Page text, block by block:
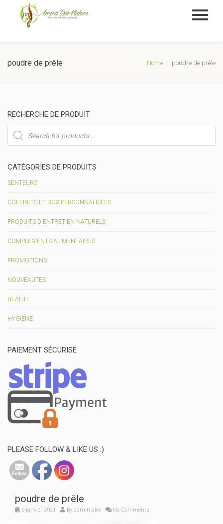
poudre de prêle Home poudre de prêle
RECHERCHE DE PRODUIT
Recherche
de
produits
CATÉGORIES DE PRODUITS
SENTEURS
COFFRETS ET BOX PERSONNALISEES
PRODUITS D'ENTRETIEN NATURELS
COMPLEMENTS ALIMENTAIRES
PROMOTIONS
NOUVEAUTES
BEAUTE
HYGIENE
PAIEMENT SÉCURISÉ
PLEASE FOLLOW & LIKE US :)
poudre de prêle
6 janvier 2021 By admin-alex No Comments